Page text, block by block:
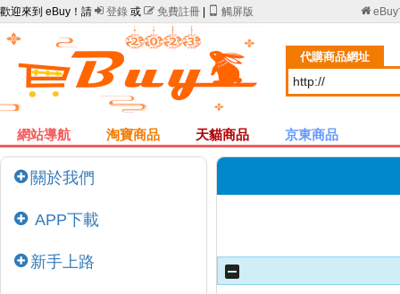
歡迎來到 eBuy！請  登錄 或  免費註冊 觸屏版 eBuy
代購商品網址
網站導航 淘寶商品 天貓商品 京東商品
關於我們
APP下載
新手上路